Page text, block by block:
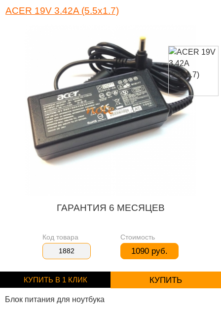
ACER 19V 3.42A (5.5x1.7)
ГАРАНТИЯ 6 МЕСЯЦЕВ
Код товара
1882
Стоимость
1090 руб.
КУПИТЬ В 1 КЛИК КУПИТЬ
Блок питания для ноутбука